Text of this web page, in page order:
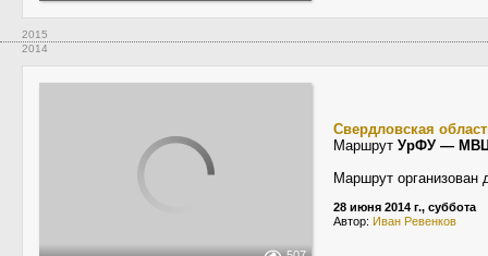
2015
2014
Свердловская
Маршрут УрФУ — МВЦ
Маршрут организован
28 июня 2014 г., суббота
Автор: Иван Ревенков